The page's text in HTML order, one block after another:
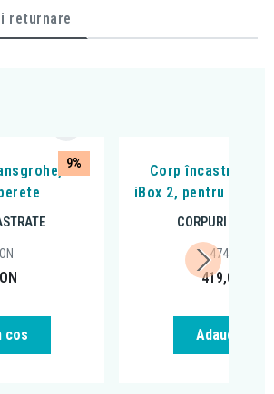
returnare
9%
cu
cos
Corp încastrat,
iBox 2, pentru
CORPURI
419,00
474,87
Adauga in